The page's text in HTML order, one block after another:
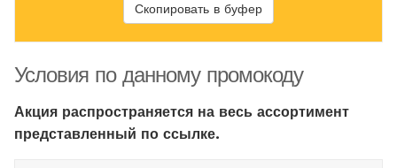
Скопировать в буфер
Условия по данному промокоду
Акция распространяется на весь ассортимент
представленный по ссылке.